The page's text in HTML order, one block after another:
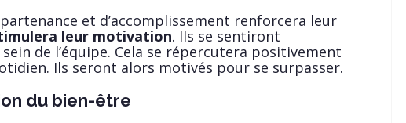
et d’accomplissement renforcera leur
leur motivation. Ils se sentiront
de l’équipe. Cela se répercutera positivement
Ils seront alors motivés pour se surpasser.
du bien-être